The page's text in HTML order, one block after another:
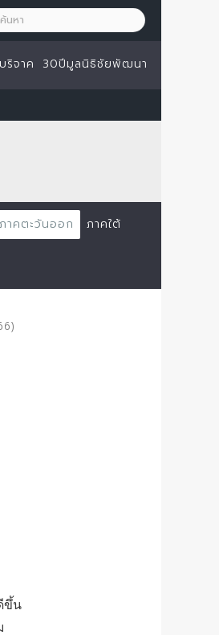
บริจาค 30ปีมูลนิธิชัยพัฒนา
ภาคตะวันออก ภาคใต้
ขึ้น